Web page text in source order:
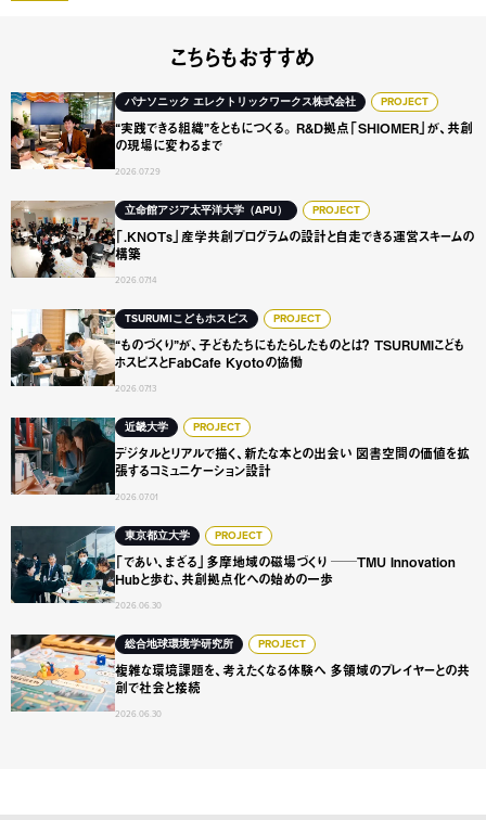
こちらもおすすめ
パナソニック エレクトリックワークス株式会社 PROJECT
“実践できる組織”をともにつくる。 R&D拠点「SHIOMER」が、共創
の現場に変わるまで
2026.07.29
“実践できる組織”をともにつくる。 R&D拠点「SHIOMER
立命館アジア太平洋大学（APU） PROJECT
「.KNOTs」産学共創プログラムの設計と自走できる運営スキームの
構築
2026.07.14
「.KNOTs」産学共創プログラムの設計と自走できる運営ス
TSURUMIこどもホスピス PROJECT
“ものづくり”が、子どもたちにもたらしたものとは？ TSURUMIこども
ホスピスとFabCafe Kyotoの協働
2026.07.13
“ものづくり”が、子どもたちにもたらしたものとは？
近畿大学 PROJECT
デジタルとリアルで描く、新たな本との出会い 図書空間の価値を拡
張するコミュニケーション設計
2026.07.01
デジタルとリアルで描く、新たな本との出会い 図書空間の
東京都立大学 PROJECT
「であい、まざる」多摩地域の磁場づくり ──TMU Innovation
Hubと歩む、共創拠点化への始めの一歩
2026.06.30
「であい、まざる」多摩地域の磁場づくり ──TMU
総合地球環境学研究所 PROJECT
複雑な環境課題を、考えたくなる体験へ 多領域のプレイヤーとの共
創で社会と接続
2026.06.30
複雑な環境課題を、考えたくなる体験へ 多領域のプレイヤ